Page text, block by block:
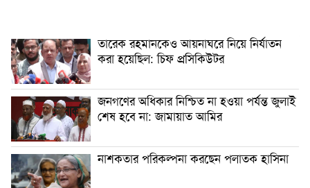
তারেক রহমানকেও আয়নাঘরে নিয়ে নির্যাতন
করা হয়েছিল: চিফ প্রসিকিউটর
জনগণের অধিকার নিশ্চিত না হওয়া পর্যন্ত জুলাই
শেষ হবে না: জামায়াত আমির
নাশকতার পরিকল্পনা করছেন পলাতক হাসিনা